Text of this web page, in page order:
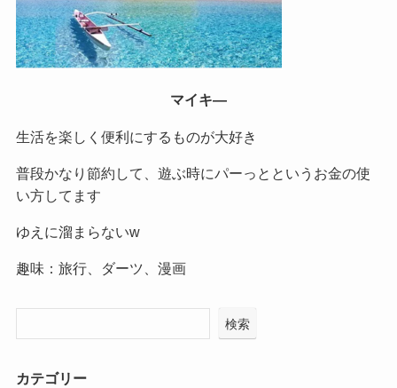
マイキ―
生活を楽しく便利にするものが大好き
普段かなり節約して、遊ぶ時にパーっとというお金の使
い方してます
ゆえに溜まらないw
趣味：旅行、ダーツ、漫画
検索
カテゴリー